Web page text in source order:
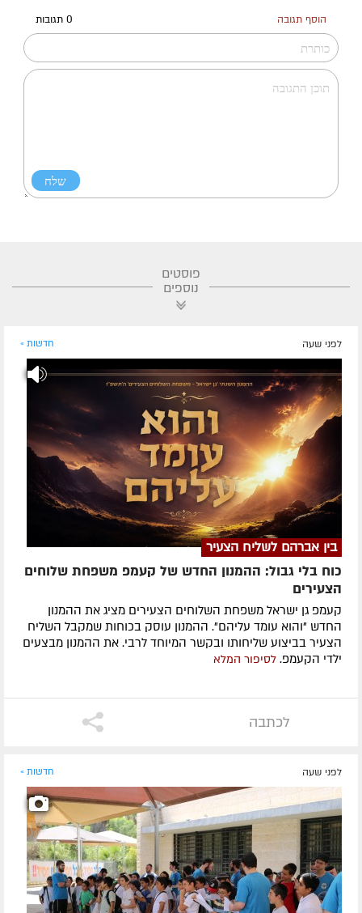
הוסף תגובה 0 תגובות
פוסטים
נוספים
לפני שעה חדשות »
בין אברהם לשליח הצעיר
כוח בלי גבול: ההמנון החדש של קעמפ משפחת שלוחים
הצעירים
קעמפ גן ישראל משפחת השלוחים הצעירים מציג את ההמנון
החדש "והוא עומד עליהם". ההמנון עוסק בכוחות שמקבל השליח
הצעיר בביצוע שליחותו ובקשר המיוחד לרבי. את ההמנון מבצעים
ילדי הקעמפ. לסיפור המלא
לכתבה
לפני שעה חדשות »